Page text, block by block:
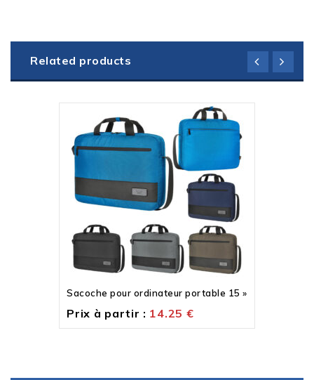
Related products
Sacoche pour ordinateur portable 15 »
Prix à partir : 14.25 €